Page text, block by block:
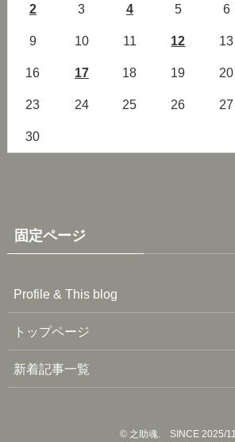
2 3 4 5 6
9 10 11 12 13
16 17 18 19 20
23 24 25 26 27
30
固定ページ
Profile & This blog
トップページ
新着記事一覧
©之助魂. SINCE 2025/11